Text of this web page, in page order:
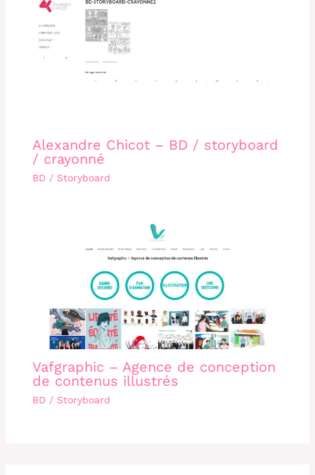
Alexandre Chicot – BD / storyboard
/ crayonné
BD / Storyboard
Vafgraphic – Agence de conception
de contenus illustrés
BD / Storyboard